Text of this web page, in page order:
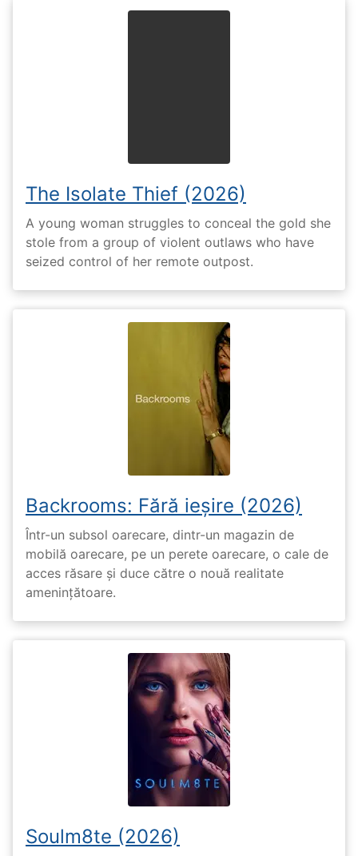
The Isolate Thief (2026)
A young woman struggles to conceal the gold she
stole from a group of violent outlaws who have
seized control of her remote outpost.
Backrooms: Fără ieșire (2026)
Într-un subsol oarecare, dintr-un magazin de
mobilă oarecare, pe un perete oarecare, o cale de
acces răsare și duce către o nouă realitate
amenințătoare.
Soulm8te (2026)